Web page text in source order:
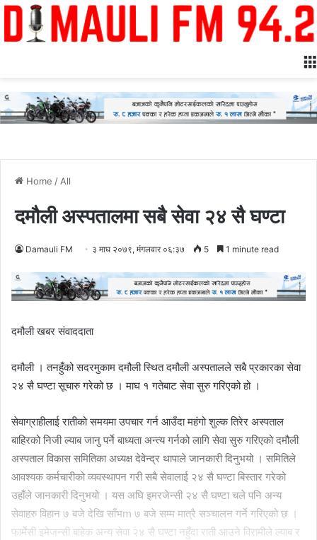
Home / All
दमौली अस्पतालमा सबै सेवा २४ सै घण्टा
Damauli FM ३ माघ २०७९, मंगलवार ०६:३७ 5 1 minute read
दमौली खबर संवाददाता
दमौली । तनहुँको सदरमुकाम दमौली स्थित दमौली अस्पतालले सबै प्रकारका सेवा
२४ सै घण्टा सूचारु गरेको छ । माघ १ गतेबाट सेवा सुरु गरिएको हो ।
सेवाग्राहीलाई रातीको समयमा उपचार गर्न आउँदा महंगो शुल्क तिरेर अस्पताल
बाहिरको निजी ल्याब जानु पर्ने बाध्यता अन्त्य गर्नको लागि सेवा सुरु गरिएको दमौली
अस्पताल विकास समितिका अध्यक्ष देवेन्द्र थापाले जानकारी दिनुभयो । समितिले
आवश्यक कर्मचारीको व्यवस्थापन गरी सबै सेवालाई २४ सै घण्टा बिस्तार गरेको
उहाँले जानकारी दिनुभयो । यस अघि इमरजेन्सी २४ सै घण्टा चले पनि अन्य
सेवाहरु विहान ७ बजे देखि साँभm ७ बजे सम्म मात्रै सञ्चालन गर्ने गरिएको छ ।
फार्मेसी इमेजन्सी बाहेक अन्य सेवा २४ सै घण्टा नहुँदा राती आउने विरामीले ल्याब र